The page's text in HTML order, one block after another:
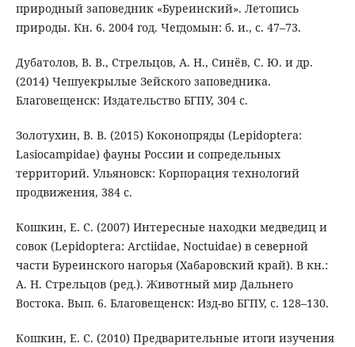
природный заповедник «Буреинский». Летопись
природы. Кн. 6. 2004 год. Чегдомын: б. и., с. 47–73.
Дубатолов, В. В., Стрельцов, А. Н., Синёв, С. Ю. и др.
(2014) Чешуекрылые Зейского заповедника.
Благовещенск: Издательство БГПУ, 304 с.
Золотухин, В. В. (2015) Коконопряды (Lepidoptera:
Lasiocampidae) фауны России и сопредельных
территорий. Ульяновск: Корпорация технологий
продвижения, 384 с.
Кошкин, Е. С. (2007) Интересные находки медведиц и
совок (Lepidoptera: Arctiidae, Noctuidae) в северной
части Буреинского нагорья (Хабаровский край). В кн.:
А. Н. Стрельцов (ред.). Животный мир Дальнего
Востока. Вып. 6. Благовещенск: Изд-во БГПУ, с. 128–130.
Кошкин, Е. С. (2010) Предварительные итоги изучения